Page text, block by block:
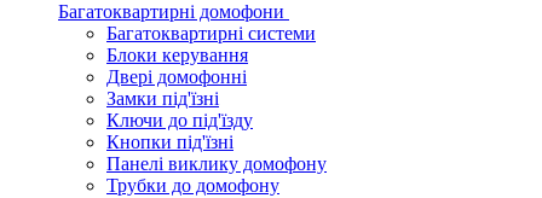
Багатоквартирні домофони
Багатоквартирні системи
Блоки керування
Двері домофонні
Замки під'їзні
Ключи до під'їзду
Кнопки під'їзні
Панелі виклику домофону
Трубки до домофону